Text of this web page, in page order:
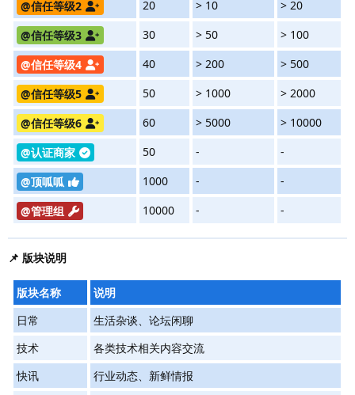
@信任等级2 20 > 10
> 20
@信任等级3
30 > 50
> 100
@信任等级4
40 > 200
> 500
@信任等级5
50 > 1000
> 2000
@信任等级6
60 > 5000
> 10000
@认证商家
50 -
-
@顶呱呱
1000 -
-
@管理组
10000 - -
📌 版块说明
版块名称
说明
日常
生活杂谈、论坛闲聊
技术
各类技术相关内容交流
快讯
行业动态、新鲜情报